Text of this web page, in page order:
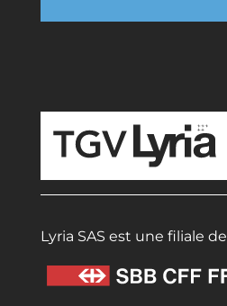
Lyria SAS est une filiale de